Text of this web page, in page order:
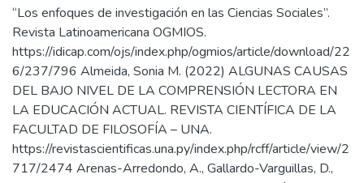
“Los enfoques de investigación en las Ciencias Sociales”.
Revista Latinoamericana OGMIOS.
https://idicap.com/ojs/index.php/ogmios/article/download/22
6/237/796 Almeida, Sonia M. (2022) ALGUNAS CAUSAS
DEL BAJO NIVEL DE LA COMPRENSIÓN LECTORA EN
LA EDUCACIÓN ACTUAL. REVISTA CIENTÍFICA DE LA
FACULTAD DE FILOSOFÍA – UNA.
https://revistascientificas.una.py/index.php/rcff/article/view/2
717/2474 Arenas-Arredondo, A., Gallardo-Varguillas, D.,